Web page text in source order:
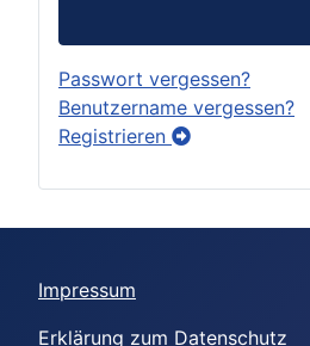
Passwort vergessen?
Benutzername vergessen?
Registrieren
Impressum
Erklärung zum Datenschutz